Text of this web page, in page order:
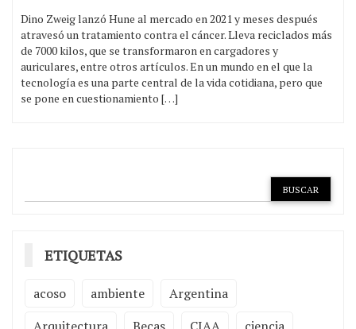
Dino Zweig lanzó Hune al mercado en 2021 y meses después
atravesó un tratamiento contra el cáncer. Lleva reciclados más
de 7000 kilos, que se transformaron en cargadores y
auriculares, entre otros artículos. En un mundo en el que la
tecnología es una parte central de la vida cotidiana, pero que
se pone en cuestionamiento […]
ETIQUETAS
acoso ambiente
Argentina